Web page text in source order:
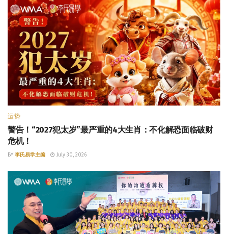
运势
警告！“2027犯太岁”最严重的4大生肖：不化解恐面临破财
危机！
BY 李氏易学主编 July 30, 2026